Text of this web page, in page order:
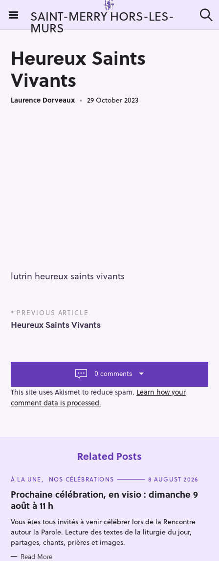
i
SAINT-MERRY HORS-LES-
MURS e
Heureux Saints
Vivants
Laurence Dorveaux 29 October 2023
lutrin heureux saints vivants
P
o
s
a
g
a
t
PREVIOUS ARTICLE
Heureux Saints Vivants
0 comments
This site uses Akismet to reduce spam. Learn how your
comment data is processed.
Related Posts
C
T
E
G
O
I
E
S
À LA UNE NOS CÉLÉBRATIONS 8 AUGUST 2026
Prochaine célébration, en visio : dimanche 9
août à 11 h
Vous êtes tous invités à venir célébrer lors de la Rencontre
autour la Parole. Lecture des textes de la liturgie du jour,
partages, chants, prières et images.
Read More
S